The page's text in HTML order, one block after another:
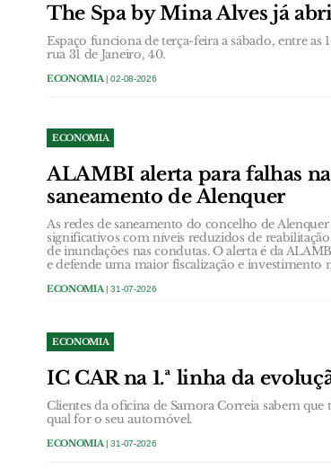
The Spa by Mina Alves já
Espaço funciona de terça-feira a sábado, entre as
rua 31 de Janeiro, 40.
ECONOMIA | 02-08-2026
ECONOMIA
ALAMBI alerta para falhas
saneamento de Alenquer
As redes de saneamento do concelho de
significativos com níveis reduzidos de
de inundações nas condutas. O alerta é da
e defende uma maior fiscalização e investimento
ECONOMIA| 31-07-2026
ECONOMIA
IC CAR na 1.ª linha da
Clientes da oficina de Samora Correia sabem
qual for o seu automóvel.
ECONOMIA| 31-07-2026